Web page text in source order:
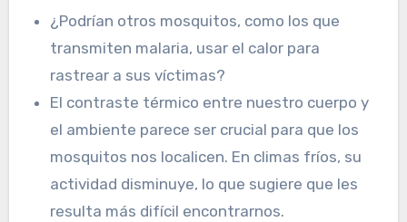
¿Podrían otros mosquitos, como los que
transmiten malaria, usar el calor para
rastrear a sus víctimas?
El contraste térmico entre nuestro cuerpo y
el ambiente parece ser crucial para que los
mosquitos nos localicen. En climas fríos, su
actividad disminuye, lo que sugiere que les
resulta más difícil encontrarnos.